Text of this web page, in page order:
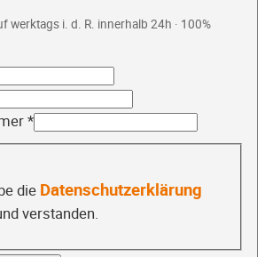
werktags i. d. R. innerhalb 24h · 100%
*
die Datenschutzerklärung
verstanden.